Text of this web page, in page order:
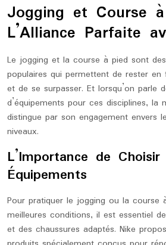
Jogging et Course
L’Alliance Parfaite
Le jogging et la course à pied sont
populaires qui permettent de rester
et de se surpasser. Et lorsqu’on parle
d’équipements pour ces disciplines, la
distingue par son engagement envers
niveaux.
L’Importance de
Équipements
Pour pratiquer le jogging ou la course
meilleures conditions, il est essentiel
et des chaussures adaptés. Nike